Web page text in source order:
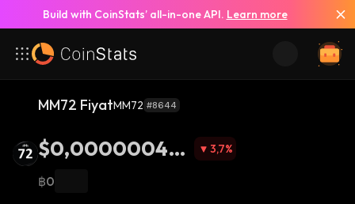
Build with CoinStats’ all-in-one API. Learn more
MM72 FiyatMM72 #8644
$0,000000438
7
3,7%
฿0